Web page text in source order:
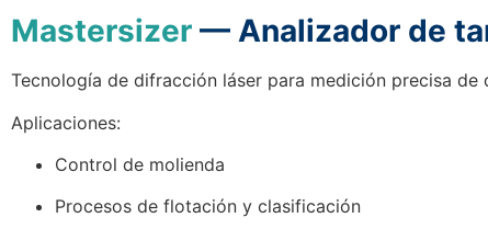
Mastersizer — Analizador de
Tecnología de difracción láser para medición precisa de
Aplicaciones:
Control de molienda
Procesos de flotación y clasificación